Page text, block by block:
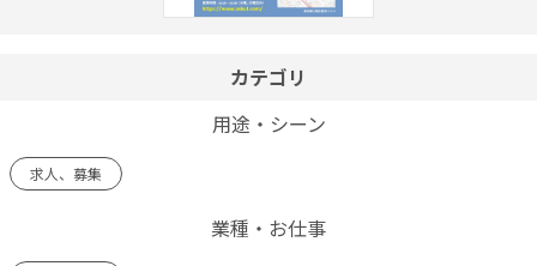
カテゴリ
用途・シーン
求人、募集
業種・お仕事